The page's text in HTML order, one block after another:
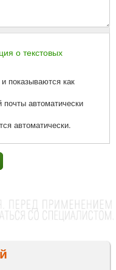
о текстовых
показываются как
почты автоматически
автоматически.